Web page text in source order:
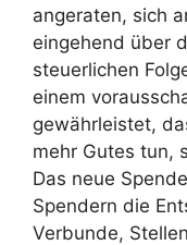
angeraten, sich
eingehend über
steuerlichen
einem
gewährleistet,
mehr Gutes tun,
Das neue
Spendern die
Verbunde,